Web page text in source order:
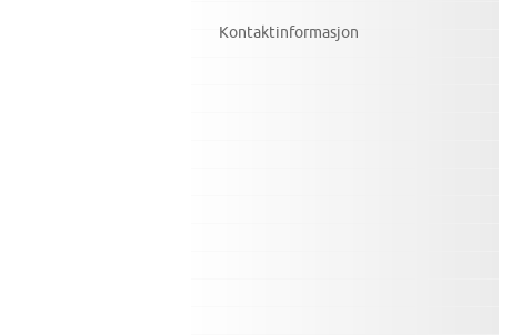
Kontaktinformasjon